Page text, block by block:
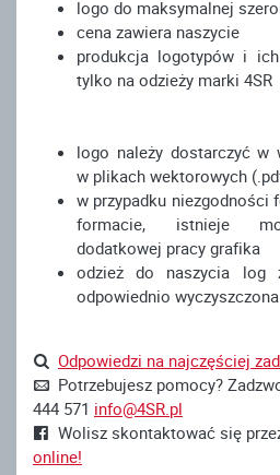
logo do maksymalnej
cena zawiera naszycie
produkcja logotypów i
tylko na odzieży marki 4SR
logo należy dostarczyć w
w plikach wektorowych
w przypadku niezgodności
formacie, istnieje
dodatkowej pracy grafika
odzież do naszycia log
odpowiednio wyczyszczona
Odpowiedzi na najczęściej
Potrzebujesz pomocy?
444 571 info@4SR.pl
Wolisz skontaktować się
online!